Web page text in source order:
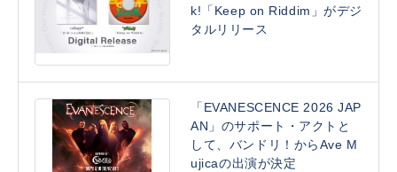
k!「Keep on Riddim」がデジ
タルリリース
「EVANESCENCE 2026 JAP
AN」のサポート・アクトと
して、バンドリ！からAve M
ujicaの出演が決定